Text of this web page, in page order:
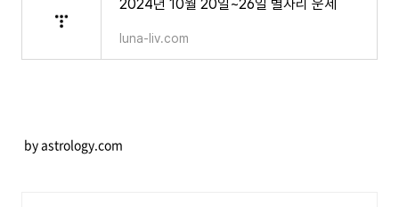
2024년 10월 20일~26일 별자리 운세
luna-liv.com
by astrology.com